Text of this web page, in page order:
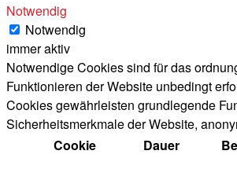
Notwendig
Notwendig
immer aktiv
Notwendige Cookies sind für das
Funktionieren der Website unbedingt
Cookies gewährleisten grundlegende
Sicherheitsmerkmale der Website,
Cookie
Dauer